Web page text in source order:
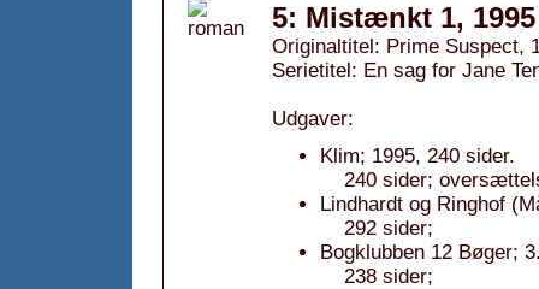
5: Mistænkt 1, 1995
Originaltitel: Prime Suspect,
Serietitel: En sag for Jane
Udgaver:
Klim; 1995, 240 sider.
240 sider;
Lindhardt og Ringhof
292 sider;
Bogklubben 12 Bøger;
238 sider;